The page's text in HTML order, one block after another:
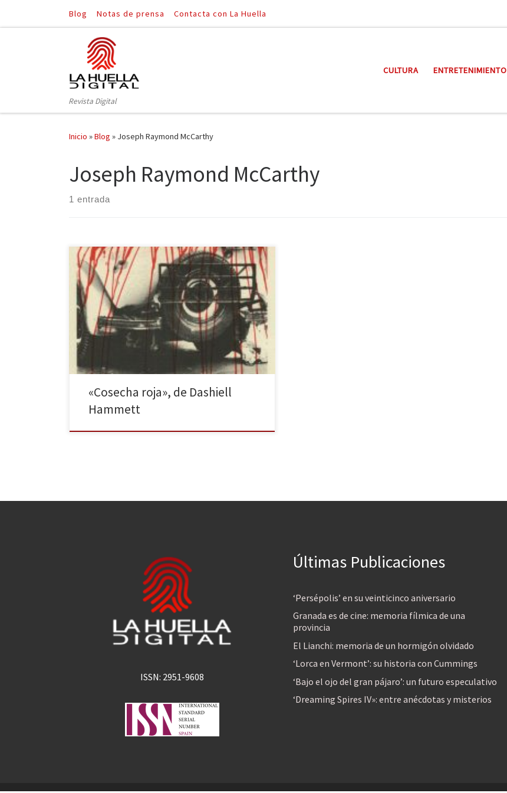
Saltar al contenido
Blog Notas de prensa Contacta con La Huella
Revista Digital
CULTURA ENTRETENIMIENTO
Inicio »Blog » Joseph Raymond McCarthy
Joseph Raymond McCarthy
1 entrada
La resolución de una trama detectivesca no viene a
ser un objetivo principal, sino que la importancia de
toda novela negra presenta una atmósfera asfixiante,
insegura, violenta, injusta, corrompida por el poder. La
división entre buenos y malos queda difuminada, sus
protagonistas son individuos derrotados, en
decadencia, que buscan la […]
«Cosecha roja», de Dashiell
Hammett
ISSN: 2951-9608
Últimas Publicaciones
‘Persépolis’ en su veinticinco aniversario
Granada es de cine: memoria fílmica de una
provincia
El Lianchi: memoria de un hormigón olvidado
‘Lorca en Vermont’: su historia con Cummings
‘Bajo el ojo del gran pájaro’: un futuro especulativo
‘Dreaming Spires IV»: entre anécdotas y misterios